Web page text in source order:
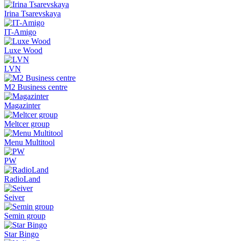
Irina Tsarevskaya
IT-Amigo
Luxe Wood
LVN
M2 Business centre
Magazinter
Meltcer group
Menu Multitool
PW
RadioLand
Seiver
Semin group
Star Bingo